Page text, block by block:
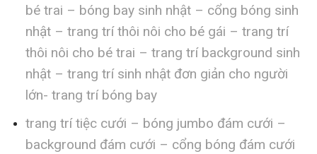
bé trai – bóng bay sinh nhật – cổng bóng sinh
nhật – trang trí thôi nôi cho bé gái – trang trí
thôi nôi cho bé trai – trang trí background sinh
nhật – trang trí sinh nhật đơn giản cho người
lớn- trang trí bóng bay
trang trí tiệc cưới – bóng jumbo đám cưới –
background đám cưới – cổng bóng đám cưới